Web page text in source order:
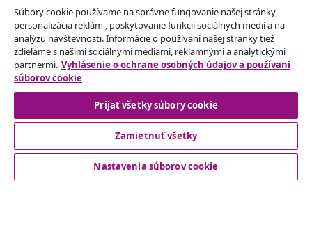
Odstúpenie od zmluvy
Odošlite žiadosť o odstúpenie od vašej objednávky.
Odstúpenie od zmluvy
Zákaznícky Servis
Obchodní partneri
Súbory cookie používame na správne fungovanie našej stránky,
personalizácia reklám , poskytovanie funkcií sociálnych médií a na
analýzu návštevnosti. Informácie o používaní našej stránky tiež
zdieľame s našimi sociálnymi médiami, reklamnými a analytickými
partnermi. Vyhlásenie o ochrane osobných údajov a používaní
súborov cookie
Prijať všetky súbory cookie
Zamietnuť všetky
Nastavenia súborov cookie